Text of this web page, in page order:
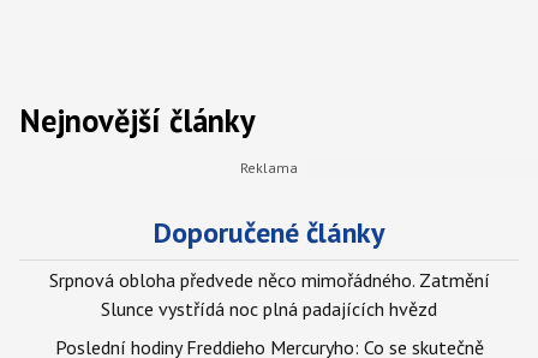
Nejnovější články
Doporučené články
Srpnová obloha předvede něco mimořádného. Zatmění
Slunce vystřídá noc plná padajících hvězd
Poslední hodiny Freddieho Mercuryho: Co se skutečně